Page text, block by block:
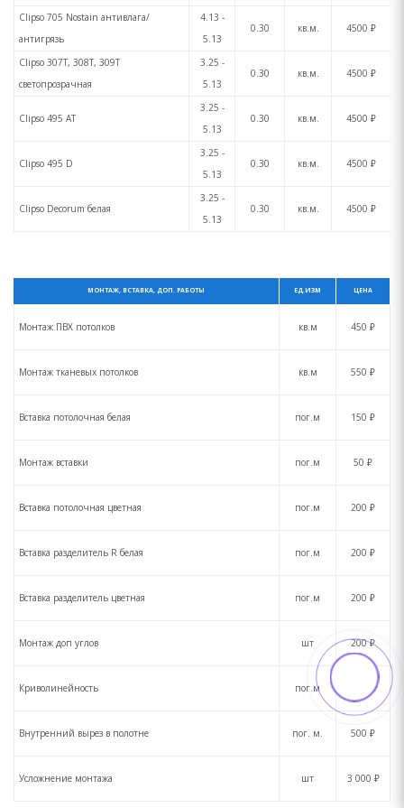
Clipso 705 Nostain антивлага/
антигрязь
4.13 -
5.13
0.30 кв.м. 4500 ₽
Clipso 307T, 308T, 309T
светопрозрачная
3.25 -
5.13
0.30 кв.м. 4500 ₽
Clipso 495 AT
3.25 -
5.13
0.30 кв.м. 4500 ₽
Clipso 495 D
3.25 -
5.13
0.30 кв.м. 4500 ₽
Clipso Decorum белая
3.25 -
5.13
0.30 кв.м. 4500 ₽
МОНТАЖ, ВСТАВКА, ДОП. РАБОТЫ ЕД.ИЗМ ЦЕНА
Монтаж ПВХ потолков кв.м 450 ₽
Монтаж тканевых потолков кв.м 550 ₽
Вставка потолочная белая пог.м 150 ₽
Монтаж вставки пог.м 50 ₽
Вставка потолочная цветная пог.м 200 ₽
Вставка разделитель R белая пог.м 200 ₽
Вставка разделитель цветная пог.м 200 ₽
Монтаж доп углов шт 200 ₽
Криволинейность пог.м 1300 ₽
Внутренний вырез в полотне пог. м. 500 ₽
Усложнение монтажа шт 3 000 ₽